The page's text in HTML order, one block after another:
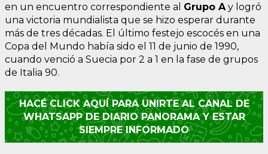
en un encuentro correspondiente al Grupo A y logró
una victoria mundialista que se hizo esperar durante
más de tres décadas. El último festejo escocés en una
Copa del Mundo había sido el 11 de junio de 1990,
cuando venció a Suecia por 2 a 1 en la fase de grupos
de Italia 90.
HACÉ CLICK AQUÍ PARA UNIRTE AL CANAL DE
WHATSAPP DE DIARIO PANORAMA Y ESTAR
SIEMPRE INFORMADO